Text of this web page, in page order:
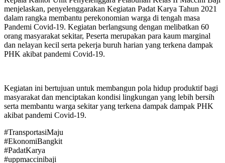
menjelaskan, penyelenggarakan Kegiatan Padat Karya Tahun 2021
dalam rangka membantu perekonomian warga di tengah masa
Pandemi Covid-19. Kegiatan berlangsung dengan melibatkan 60
orang masyarakat sekitar, Peserta merupakan para kaum marginal
dan nelayan kecil serta pekerja buruh harian yang terkena dampak
PHK akibat pandemi Covid-19.
Kegiatan ini bertujuan untuk membangun pola hidup produktif bagi
masyarakat dan menciptakan kondisi lingkungan yang lebih bersih
serta membantu warga sekitar yang terkena dampak dampak PHK
akibat pandemi Covid-19.
#TransportasiMaju
#EkonomiBangkit
#PadatKarya
#uppmaccinibaji